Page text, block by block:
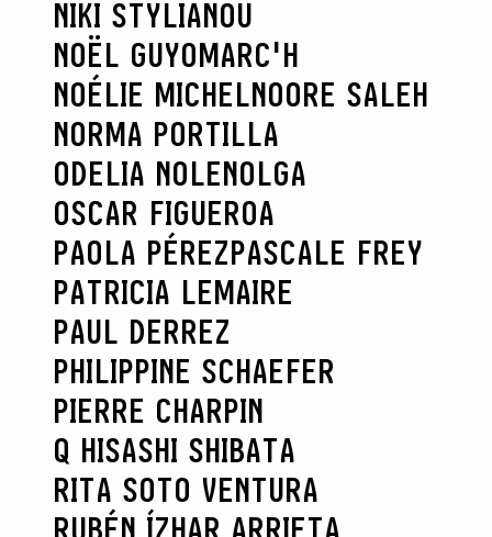
NIKI STYLIANOU
NOËL GUYOMARC'H
NOÉLIE MICHELNOORE SALEH
NORMA PORTILLA
ODELIA NOLENOLGA
OSCAR FIGUEROA
PAOLA PÉREZPASCALE FREY
PATRICIA LEMAIRE
PAUL DERREZ
PHILIPPINE SCHAEFER
PIERRE CHARPIN
Q HISASHI SHIBATA
RITA SOTO VENTURA